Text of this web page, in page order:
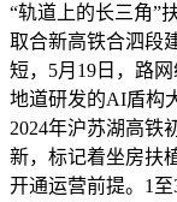
“轨道上的长三角”
取合新高铁合泗段
短，5月19日，路
地道研发的AI盾构
2024年沪苏湖高铁
新，标记着坐房扶
开通运营前提。1